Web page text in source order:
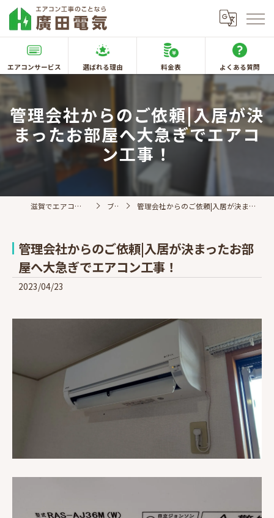
エアコンサービス 選ばれる理由 料金表 よくある質問
管理会社からのご依頼|入居が決
まったお部屋へ大急ぎでエアコ
ン工事！
滋賀でエアコン取付なら廣田電気 ブログ 管理会社からのご依頼|入居が決まったお部屋へ大急ぎでエアコン工事！
管理会社からのご依頼|入居が決まったお部
屋へ大急ぎでエアコン工事！
2023/04/23